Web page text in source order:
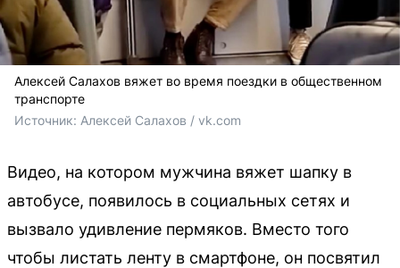
Алексей Салахов вяжет во время поездки в общественном
транспорте
Источник: Алексей Салахов / vk.com
Видео, на котором мужчина вяжет шапку в
автобусе, появилось в социальных сетях и
вызвало удивление пермяков. Вместо того
чтобы листать ленту в смартфоне, он посвятил